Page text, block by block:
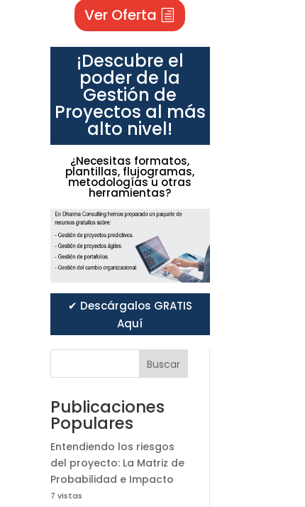
Ver Oferta
¡Descubre el
poder de la
Gestión de
Proyectos al más
alto nivel!
¿Necesitas formatos,
plantillas, flujogramas,
metodologías u otras
herramientas?
✔ Descárgalos GRATIS
Aquí
Buscar
Publicaciones
Populares
Entendiendo los riesgos
del proyecto: La Matriz de
Probabilidad e Impacto
7 vistas